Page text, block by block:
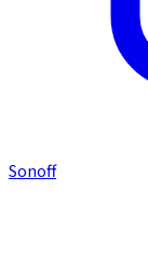
Sonoff